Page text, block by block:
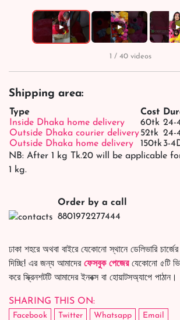
▶ ▶ ▶
1 / 40 videos
Shipping area:
Type Cost
Inside Dhaka home delivery
60tk 24-
Outside Dhaka courier delivery52tk 24-
Outside Dhaka home delivery
150tk3-
NB: After 1 kg Tk.20 will be applicable
1 kg.
Order by a call
8801972277444
ঢাকা শহরে অথবা বাইরে যেকোনো স্থানে ডেলিভারি
দিচ্ছি! এর জন্য আমাদের ফেসবুক পেজেরযেকোনো ৫টি
করে স্ক্রিনশটটি আমাদের ইনবক্স বা হোয়াটসঅ্যাপে পাঠান।
SHARING THIS ON:
Facebook Twitter Whatsapp Email